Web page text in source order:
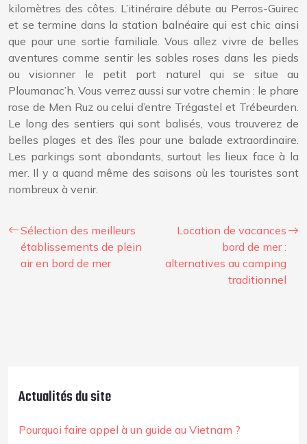
kilomètres des côtes. L’itinéraire débute au Perros-Guirec
et se termine dans la station balnéaire qui est chic ainsi
que pour une sortie familiale. Vous allez vivre de belles
aventures comme sentir les sables roses dans les pieds
ou visionner le petit port naturel qui se situe au
Ploumanac’h. Vous verrez aussi sur votre chemin : le phare
rose de Men Ruz ou celui d’entre Trégastel et Trébeurden.
Le long des sentiers qui sont balisés, vous trouverez de
belles plages et des îles pour une balade extraordinaire.
Les parkings sont abondants, surtout les lieux face à la
mer. Il y a quand même des saisons où les touristes sont
nombreux à venir.
Sélection des meilleurs
établissements de plein
air en bord de mer
Location de vacances
bord de mer :
alternatives au camping
traditionnel
Actualités du site
Pourquoi faire appel à un guide au Vietnam ?